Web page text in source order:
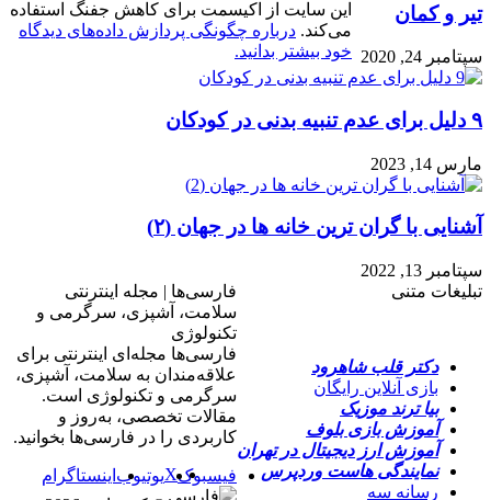
تیر و کمان
سپتامبر 24, 2020
۹ دلیل برای عدم تنبیه بدنی در کودکان
مارس 14, 2023
آشنایی با گران ترین خانه ها در جهان (۲)
سپتامبر 13, 2022
این سایت از اکیسمت برای کاهش جفنگ استفاده
می‌کند. درباره چگونگی پردازش داده‌های دیدگاه
خود بیشتر بدانید.
تبلیغات متنی
دکتر قلب شاهرود
بازی آنلاین رایگان
بیا ترند موزیک
آموزش بازی بلوف
آموزش ارز دیجیتال در تهران
نمایندگی هاست وردپرس
رسانه سه
فارسی‌ها | مجله اینترنتی
سلامت، آشپزی، سرگرمی و
تکنولوژی
فارسی‌ها مجله‌ای اینترنتی برای
علاقه‌مندان به سلامت، آشپزی،
سرگرمی و تکنولوژی است.
مقالات تخصصی، به‌روز و
کاربردی را در فارسی‌ها بخوانید.
فیسبوکXیوتیوب اینستاگرام